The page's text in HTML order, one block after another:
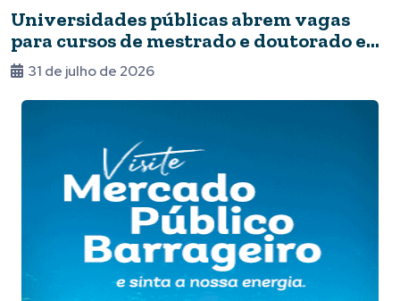
Universidades públicas abrem vagas
para cursos de mestrado e doutorado em
Foz31 de julho de 2026